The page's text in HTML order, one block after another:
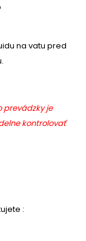
na vatu pred
prevádzky je
kontrolovať
: